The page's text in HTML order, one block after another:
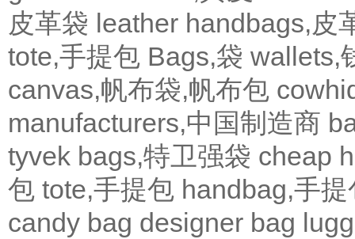
皮革袋 leather handbags,皮
tote,手提包 Bags,袋 wallets,
canvas,帆布袋,帆布包
manufacturers,中国制造商
tyvek bags,特卫强袋 cheap
包 tote,手提包 handbag,手提
candy bag designer bag